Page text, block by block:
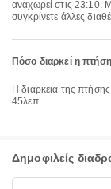
αναχωρεί στις 23:10.
συγκρίνετε άλλες
Πόσο διαρκεί η
Η διάρκεια της πτήσης από Phuket έως Hong Kong είναι περίπου 3ώ
45λεπ..
Δημοφιλείς